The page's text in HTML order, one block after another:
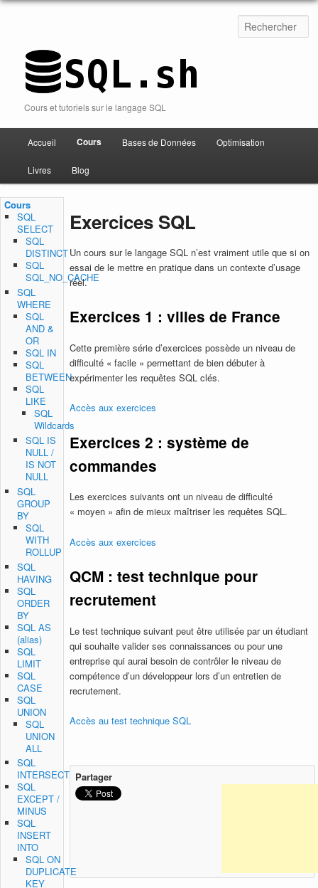
Cours et tutoriels sur le langage SQL
Aller au contenu
Accueil Cours Bases de Données Optimisation
Livres Blog
Exercices SQL
Un cours sur le langage SQL n’est vraiment utile que si on
essai de le mettre en pratique dans un contexte d’usage
réel.
Exercices 1 : villes de France
Cette première série d’exercices possède un niveau de
difficulté « facile » permettant de bien débuter à
expérimenter les requêtes SQL clés.
Accès aux exercices
Exercices 2 : système de
commandes
Les exercices suivants ont un niveau de difficulté
« moyen » afin de mieux maîtriser les requêtes SQL.
Accès aux exercices
QCM : test technique pour
recrutement
Le test technique suivant peut être utilisée par un étudiant
qui souhaite valider ses connaissances ou pour une
entreprise qui aurai besoin de contrôler le niveau de
compétence d’un développeur lors d’un entretien de
recrutement.
Accès au test technique SQL
Partager
Cours
SQL
SELECT
SQL
DISTINCT
SQL
SQL_NO_CACHE
SQL
WHERE
SQL
AND &
OR
SQL IN
SQL
BETWEEN
SQL
LIKE
SQL
Wildcards
SQL IS
NULL /
IS NOT
NULL
SQL
GROUP
BY
SQL
WITH
ROLLUP
SQL
HAVING
SQL
ORDER
BY
SQL AS
(alias)
SQL
LIMIT
SQL
CASE
SQL
UNION
SQL
UNION
ALL
SQL
INTERSECT
SQL
EXCEPT /
MINUS
SQL
INSERT
INTO
SQL ON
DUPLICATE
KEY